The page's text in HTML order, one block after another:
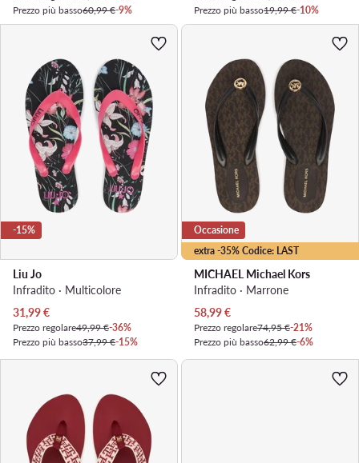
Prezzo più basso60,99 €-9%
Prezzo più basso19,99 €-10%
-15%
Liu Jo
Infradito · Multicolore
Prezzo attuale
31,99€
Prezzo regolare49,99 €-36%
Prezzo più basso37,99 €-15%
extra -35% Codice: LAST
Occasione
MICHAEL Michael Kors
Infradito · Marrone
Prezzo attuale
58,99€
Prezzo regolare74,95 €-21%
Prezzo più basso62,99 €-6%